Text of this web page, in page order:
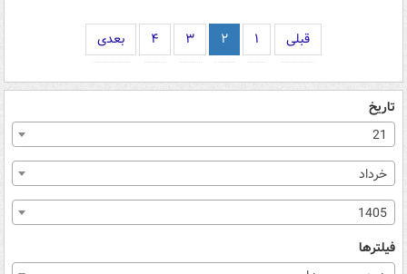
قبلی ۱ ۲ ۳ ۴ بعدی
تاریخ
21
خرداد
1405
فیلترها